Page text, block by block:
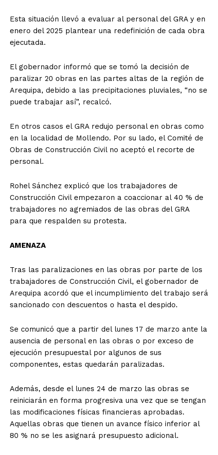
Esta situación llevó a evaluar al personal del GRA y en
enero del 2025 plantear una redefinición de cada obra
ejecutada.
El gobernador informó que se tomó la decisión de
paralizar 20 obras en las partes altas de la región de
Arequipa, debido a las precipitaciones pluviales, “no se
puede trabajar así”, recalcó.
En otros casos el GRA redujo personal en obras como
en la localidad de Mollendo. Por su lado, el Comité de
Obras de Construcción Civil no aceptó el recorte de
personal.
Rohel Sánchez explicó que los trabajadores de
Construcción Civil empezaron a coaccionar al 40 % de
trabajadores no agremiados de las obras del GRA
para que respalden su protesta.
AMENAZA
Tras las paralizaciones en las obras por parte de los
trabajadores de Construcción Civil, el gobernador de
Arequipa acordó que el incumplimiento del trabajo será
sancionado con descuentos o hasta el despido.
Se comunicó que a partir del lunes 17 de marzo ante la
ausencia de personal en las obras o por exceso de
ejecución presupuestal por algunos de sus
componentes, estas quedarán paralizadas.
Además, desde el lunes 24 de marzo las obras se
reiniciarán en forma progresiva una vez que se tengan
las modificaciones físicas financieras aprobadas.
Aquellas obras que tienen un avance físico inferior al
80 % no se les asignará presupuesto adicional.